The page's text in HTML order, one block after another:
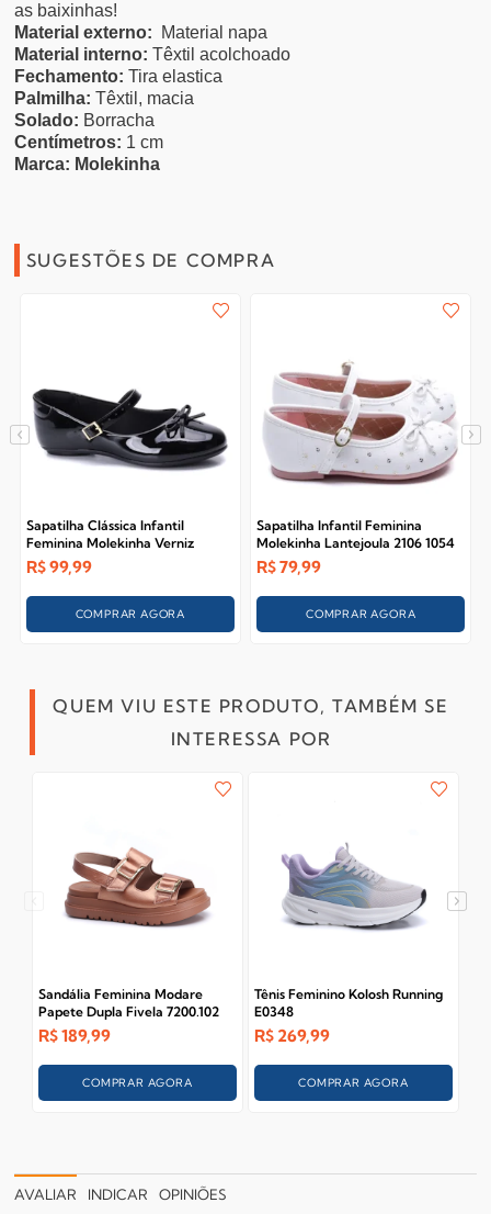
as baixinhas!
Material externo: Material napa
Material interno: Têxtil acolchoado
Fechamento:Tira elastica
Palmilha:Têxtil, macia
Solado: Borracha
Centímetros: 1 cm
Marca: Molekinha
SUGESTÕES DE COMPRA
Sapatilha Clássica Infantil
Feminina Molekinha Verniz
2083.1131
R$99,99
COMPRAR AGORA
Sapatilha Infantil Feminina
Molekinha Lantejoula 2106 1054
R$79,99
COMPRAR AGORA
QUEM VIU ESTE PRODUTO, TAMBÉM SE
INTERESSA POR
Sandália Feminina Modare
Papete Dupla Fivela 7200.102
R$189,99
COMPRAR AGORA
Tênis Feminino Kolosh Running
E0348
R$ 269,99
COMPRAR AGORA
AVALIAR INDICAR OPINIÕES